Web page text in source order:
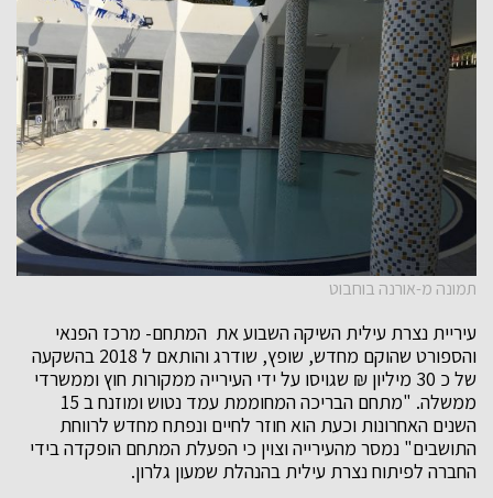
תמונה מ-אורנה בוחבוט
עיריית נצרת עילית השיקה השבוע את המתחם- מרכז הפנאי
והספורט שהוקם מחדש, שופץ, שודרג והותאם ל 2018 בהשקעה
של כ 30 מיליון ₪ שגויסו על ידי העירייה ממקורות חוץ וממשרדי
ממשלה. "מתחם הבריכה המחוממת עמד נטוש ומוזנח ב 15
השנים האחרונות וכעת הוא חוזר לחיים ונפתח מחדש לרווחת
התושבים" נמסר מהעירייה וצוין כי הפעלת המתחם הופקדה בידי
החברה לפיתוח נצרת עילית בהנהלת שמעון גלרון.